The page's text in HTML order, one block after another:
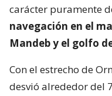
carácter puramente
navegación en el
Mandeb y el golfo
Con el estrecho de
desvió alrededor del